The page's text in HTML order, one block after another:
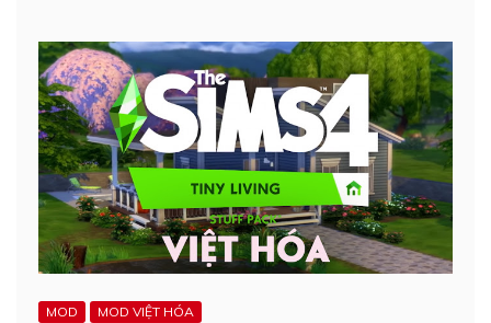
MOD MOD VIỆT HÓA